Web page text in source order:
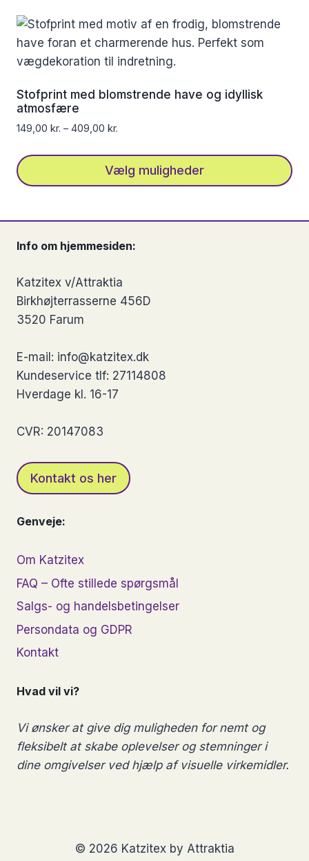
vare
har
flere
varianter.
Mulighederne
kan
vælges
varesiden
Stofprint med blomstrende have og idyllisk
atmosfære
149,00 kr. – 409,00 kr.
Vælg muligheder
flere
Mulighederne
kan
vælges
varesiden
Info om hjemmesiden:
Katzitex v/Attraktia
Birkhøjterrasserne 456D
3520 Farum
E-mail: info@katzitex.dk
Kundeservice tlf: 27114808
Hverdage kl. 16-17
CVR: 20147083
Kontakt os her
Genveje:
Om Katzitex
FAQ – Ofte stillede spørgsmål
Salgs- og handelsbetingelser
Persondata og GDPR
Kontakt
Hvad vil vi?
Vi ønsker at give dig muligheden for nemt og
fleksibelt at skabe oplevelser og stemninger i
dine omgivelser ved hjælp af visuelle virkemidler.
© 2026 Katzitex by Attraktia